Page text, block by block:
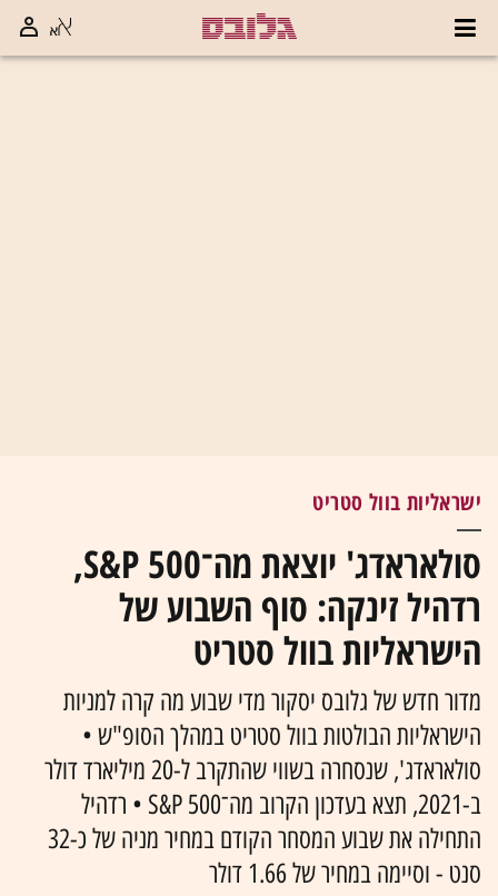
ישראליות בוול סטריט
סולאראדג' יוצאת מה־S&P 500,
רדהיל זינקה: סוף השבוע של
הישראליות בוול סטריט
מדור חדש של גלובס יסקור מדי שבוע מה קרה למניות
הישראליות הבולטות בוול סטריט במהלך הסופ"ש •
סולאראדג', שנסחרה בשווי שהתקרב ל-20 מיליארד דולר
ב-2021, תצא בעדכון הקרוב מה־S&P 500 • רדהיל
התחילה את שבוע המסחר הקודם במחיר מניה של כ-32
סנט - וסיימה במחיר של 1.66 דולר